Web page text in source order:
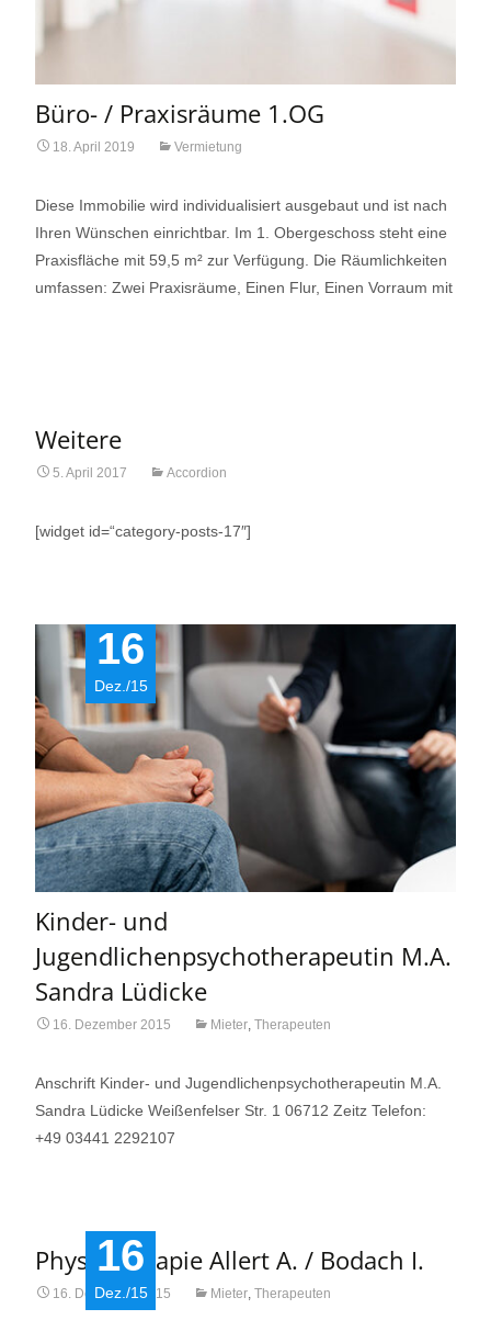
Büro- / Praxisräume 1.OG
18. April 2019 Vermietung
Diese Immobilie wird individualisiert ausgebaut und ist nach
Ihren Wünschen einrichtbar. Im 1. Obergeschoss steht eine
Praxisfläche mit 59,5 m² zur Verfügung. Die Räumlichkeiten
umfassen: Zwei Praxisräume, Einen Flur, Einen Vorraum mit
Weitere
5. April 2017 Accordion
[widget id=“category-posts-17″]
16
Dez./15
Kinder- und
Jugendlichenpsychotherapeutin M.A.
Sandra Lüdicke
16. Dezember 2015 Mieter Therapeuten
Anschrift Kinder- und Jugendlichenpsychotherapeutin M.A.
Sandra Lüdicke Weißenfelser Str. 1 06712 Zeitz Telefon:
+49 03441 2292107
16
Dez./15
Physiotherapie Allert A. / Bodach I.
16. Dezember 2015 Mieter Therapeuten